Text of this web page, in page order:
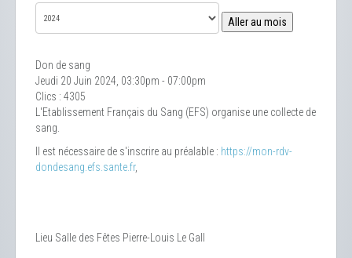
Aller au mois
Don de sang
Jeudi 20 Juin 2024, 03:30pm - 07:00pm
Clics : 4305
L'Etablissement Français du Sang (EFS) organise une collecte de
sang.
Il est nécessaire de s'inscrire au préalable : https://mon-rdv-
dondesang.efs.sante.fr,
Lieu Salle des Fêtes Pierre-Louis Le Gall